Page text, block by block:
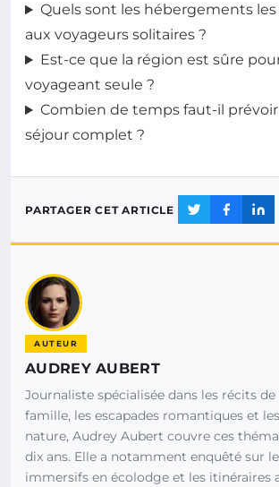
Quels sont les hébergements
aux voyageurs solitaires ?
Est-ce que la région est sûre
voyageant seule ?
Combien de temps faut-il
séjour complet ?
PARTAGER CET ARTICLE
AUTEUR
AUDREY AUBERT
Journaliste spécialisée dans les récits
famille, les escapades romantiques et
nature, Audrey Aubert couvre ces
dix ans. Elle a notamment enquêté sur
immersifs en écolodge et les itinéraires